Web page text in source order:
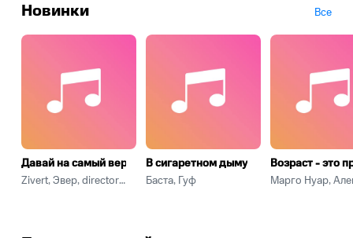
Новинки Все
Давай на самый верх
Zivert, Эвер, directoreels
В сигаретном дыму
Баста, Гуф
Возраст - это